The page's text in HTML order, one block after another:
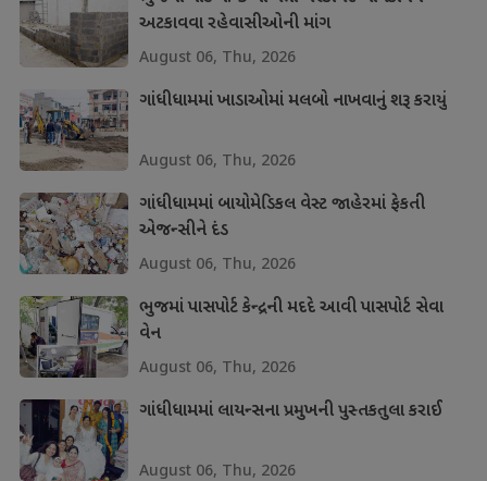
અટકાવવા રહેવાસીઓની માંગ
August 06, Thu, 2026
ગાંધીધામમાં ખાડાઓમાં મલબો નાખવાનું શરૂ કરાયું
August 06, Thu, 2026
ગાંધીધામમાં બાયોમેડિકલ વેસ્ટ જાહેરમાં ફેકતી
એજન્સીને દંડ
August 06, Thu, 2026
ભુજમાં પાસપોર્ટ કેન્દ્રની મદદે આવી પાસપોર્ટ સેવા
વેન
August 06, Thu, 2026
ગાંધીધામમાં લાયન્સના પ્રમુખની પુસ્તકતુલા કરાઈ
August 06, Thu, 2026